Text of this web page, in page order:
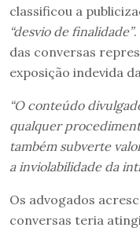
classificou a
“desvio de finalidade”.
das conversas
exposição indevida
“O conteúdo
qualquer
também subverte
a inviolabilidade da
Os advogados
conversas teria